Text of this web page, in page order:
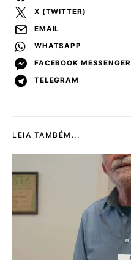
X (TWITTER)
EMAIL
WHATSAPP
FACEBOOK MESSENGER
TELEGRAM
LEIA TAMBÉM...